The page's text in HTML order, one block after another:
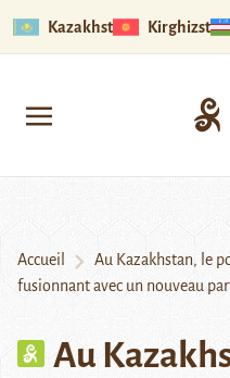
Kazakhstan Kirghizstan
Accueil
Au Kazakhstan, le
fusionnant avec un nouveau
Au